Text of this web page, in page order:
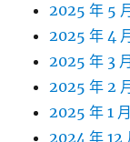
2025 年 5 月
2025 年 4 月
2025 年 3 月
2025 年 2 月
2025 年 1 月
2024 年 12